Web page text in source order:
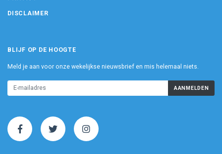
DISCLAIMER
BLIJF OP DE HOOGTE
Meld je aan voor onze wekelijkse nieuwsbrief en mis helemaal niets.
AANMELDEN